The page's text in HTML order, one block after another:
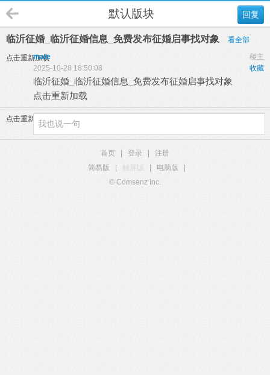
回复
默认版块
临沂征婚_临沂征婚信息_免费发布征婚启事找对象 看全部
点击重新加载 楼主
mate
收藏
2025-10-28 18:50:08
临沂征婚_临沂征婚信息_免费发布征婚启事找对象
点击重新加载
点击重新加载
首页 登录
注册
简易版
触屏版 电脑版
© Comsenz Inc.